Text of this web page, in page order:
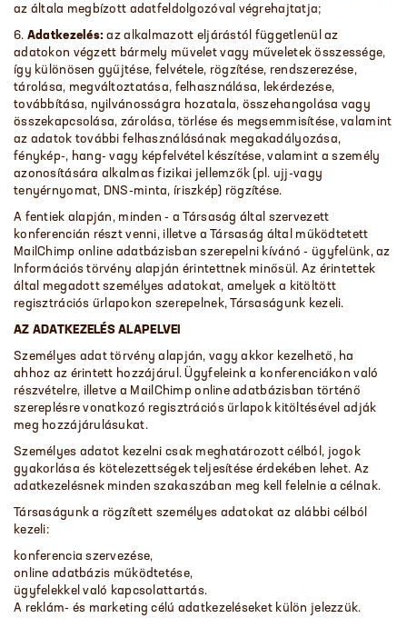
az általa megbízott adatfeldolgozóval végrehajtatja;
6. Adatkezelés: az alkalmazott eljárástól függetlenül az
adatokon végzett bármely művelet vagy műveletek összessége,
így különösen gyűjtése, felvétele, rögzítése, rendszerezése,
tárolása, megváltoztatása, felhasználása, lekérdezése,
továbbítása, nyilvánosságra hozatala, összehangolása vagy
összekapcsolása, zárolása, törlése és megsemmisítése, valamint
az adatok további felhasználásának megakadályozása,
fénykép-, hang- vagy képfelvétel készítése, valamint a személy
azonosítására alkalmas fizikai jellemzők (pl. ujj-vagy
tenyérnyomat, DNS-minta, íriszkép) rögzítése.
A fentiek alapján, minden - a Társaság által szervezett
konferencián részt venni, illetve a Társaság által működtetett
MailChimp online adatbázisban szerepelni kívánó - ügyfelünk, az
Információs törvény alapján érintettnek minősül. Az érintettek
által megadott személyes adatokat, amelyek a kitöltött
regisztrációs űrlapokon szerepelnek, Társaságunk kezeli.
AZ ADATKEZELÉS ALAPELVEI
Személyes adat törvény alapján, vagy akkor kezelhető, ha
ahhoz az érintett hozzájárul. Ügyfeleink a konferenciákon való
részvételre, illetve a MailChimp online adatbázisban történő
szereplésre vonatkozó regisztrációs űrlapok kitöltésével adják
meg hozzájárulásukat.
Személyes adatot kezelni csak meghatározott célból, jogok
gyakorlása és kötelezettségek teljesítése érdekében lehet. Az
adatkezelésnek minden szakaszában meg kell felelnie a célnak.
Társaságunk a rögzített személyes adatokat az alábbi célból
kezeli:
konferencia szervezése,
online adatbázis működtetése,
ügyfelekkel való kapcsolattartás.
A reklám- és marketing célú adatkezeléseket külön jelezzük.